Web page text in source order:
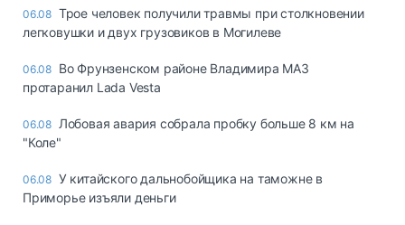
06.08 Трое человек получили травмы при столкновении
легковушки и двух грузовиков в Могилеве
06.08 Во Фрунзенском районе Владимира МАЗ
протаранил Lada Vesta
06.08 Лобовая авария собрала пробку больше 8 км на
"Коле"
06.08 У китайского дальнобойщика на таможне в
Приморье изъяли деньги